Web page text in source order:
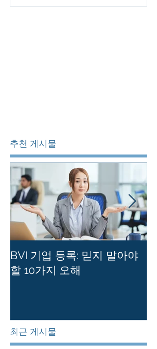
추천 게시물
BVI 기업 등록: 믿지 말아야
할 10가지 오해
최근 게시물